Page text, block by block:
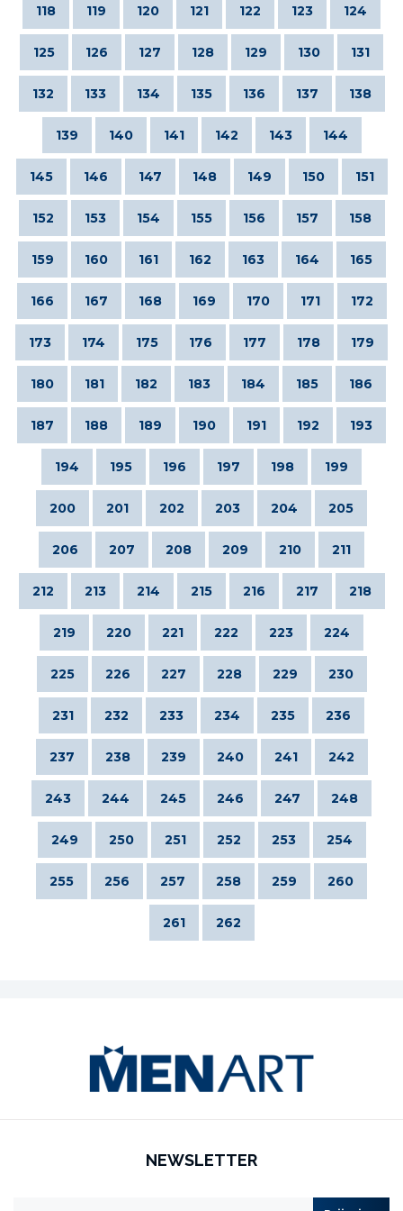
118 119 120 121 122 123 124
125 126 127 128 129 130 131
132 133 134 135 136 137 138
139 140 141 142 143 144
145 146 147 148 149 150 151
152 153 154 155 156 157 158
159 160 161 162 163 164 165
166 167 168 169 170 171 172
173 174 175 176 177 178 179
180 181 182 183 184 185 186
187 188 189 190 191 192 193
194 195 196 197 198 199
200 201 202 203 204 205
206 207 208 209 210 211
212 213 214 215 216 217 218
219 220 221 222 223 224
225 226 227 228 229 230
231 232 233 234 235 236
237 238 239 240 241 242
243 244 245 246 247 248
249 250 251 252 253 254
255 256 257 258 259 260
261 262
NEWSLETTER